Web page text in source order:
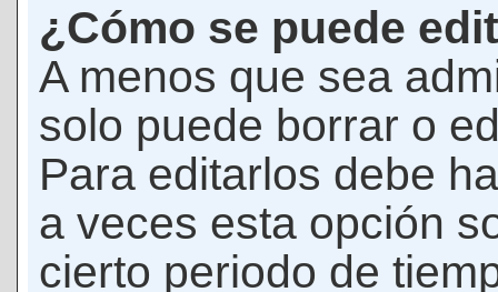
¿Cómo se puede
A menos que sea
solo puede borrar o
Para editarlos debe
a veces esta opción
cierto periodo de